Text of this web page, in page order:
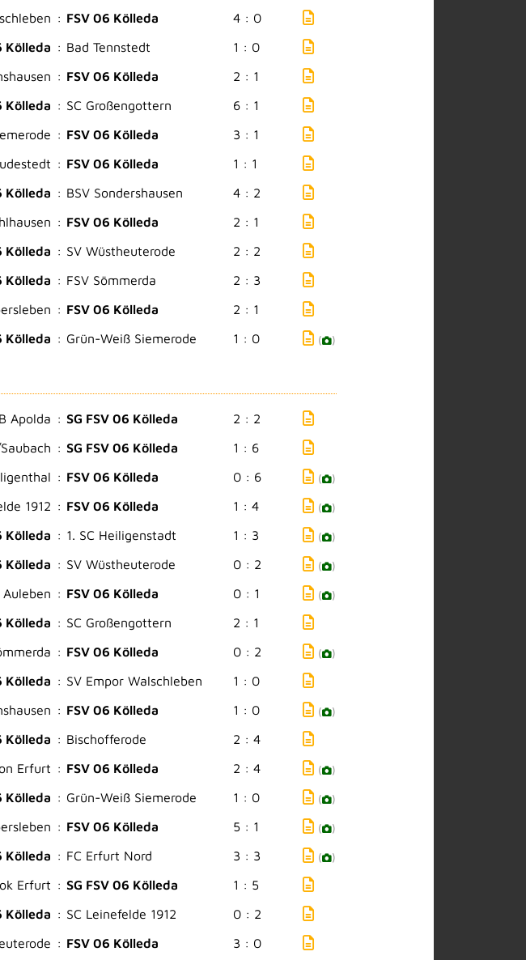
: FSV 06 Kölleda
4 : 0
Kölleda : Bad Tennstedt
1 : 0
: FSV 06 Kölleda
2 : 1
Kölleda : SC Großengottern
6 : 1
: FSV 06 Kölleda
3 : 1
: FSV 06 Kölleda
1 : 1
Kölleda : BSV Sondershausen
4 : 2
: FSV 06 Kölleda
2 : 1
Kölleda : SV Wüstheuterode
2 : 2
Kölleda : FSV Sömmerda
2 : 3
: FSV 06 Kölleda
2 : 1
Kölleda : Grün-Weiß Siemerode 1 : 0 ( )
Apolda : SG FSV 06 Kölleda
2 : 2
: SG FSV 06 Kölleda
1 : 6
: FSV 06 Kölleda 0 : 6 ( )
1912 : FSV 06 Kölleda 1 : 4 ( )
Kölleda : 1. SC Heiligenstadt 1 : 3 ( )
Kölleda : SV Wüstheuterode 0 : 2 ( )
: FSV 06 Kölleda 0 : 1 ( )
Kölleda : SC Großengottern
2 : 1
: FSV 06 Kölleda 0 : 2 ( )
Kölleda : SV Empor Walschleben
1 : 0
: FSV 06 Kölleda 1 : 0 ( )
Kölleda : Bischofferode
2 : 4
Erfurt : FSV 06 Kölleda 2 : 4 ( )
Kölleda : Grün-Weiß Siemerode 1 : 0 ( )
: FSV 06 Kölleda 5 : 1 ( )
Kölleda : FC Erfurt Nord 3 : 3 ( )
Erfurt : SG FSV 06 Kölleda
1 : 5
Kölleda : SC Leinefelde 1912
0 : 2
: FSV 06 Kölleda 3 : 0